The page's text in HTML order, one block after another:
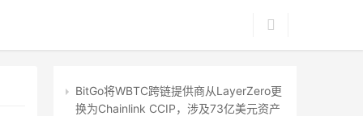
BitGo将WBTC跨链提供商从LayerZero更
换为Chainlink CCIP，涉及73亿美元资产